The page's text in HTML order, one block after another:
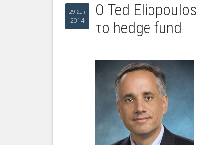
29 Σεπ
2014
Ο Ted
το hedge fund